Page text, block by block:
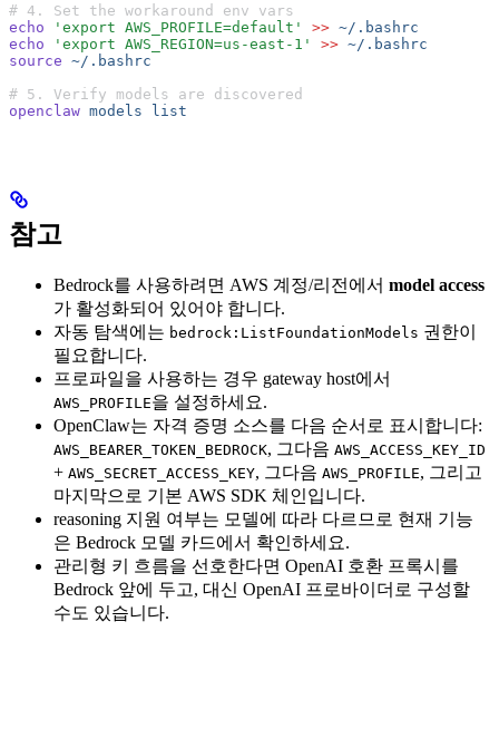
# 4. Set the workaround env vars
echo 'export AWS_PROFILE=default' >> ~/.bashrc
echo 'export AWS_REGION=us-east-1' >> ~/.bashrc
source ~/.bashrc
# 5. Verify models are discovered
openclaw models list
참고
Bedrock를 사용하려면 AWS 계정/리전에서 model access
가 활성화되어 있어야 합니다.
자동 탐색에는 bedrock:ListFoundationModels 권한이
필요합니다.
프로파일을 사용하는 경우 gateway host에서
AWS_PROFILE을 설정하세요.
OpenClaw는 자격 증명 소스를 다음 순서로 표시합니다:
AWS_BEARER_TOKEN_BEDROCK, 그다음 AWS_ACCESS_KEY_ID
+ AWS_SECRET_ACCESS_KEY, 그다음 AWS_PROFILE, 그리고
마지막으로 기본 AWS SDK 체인입니다.
reasoning 지원 여부는 모델에 따라 다르므로 현재 기능
은 Bedrock 모델 카드에서 확인하세요.
관리형 키 흐름을 선호한다면 OpenAI 호환 프록시를
Bedrock 앞에 두고, 대신 OpenAI 프로바이더로 구성할
수도 있습니다.